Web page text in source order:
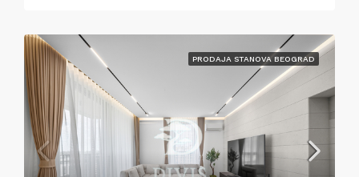
PRODAJA STANOVA BEOGRAD